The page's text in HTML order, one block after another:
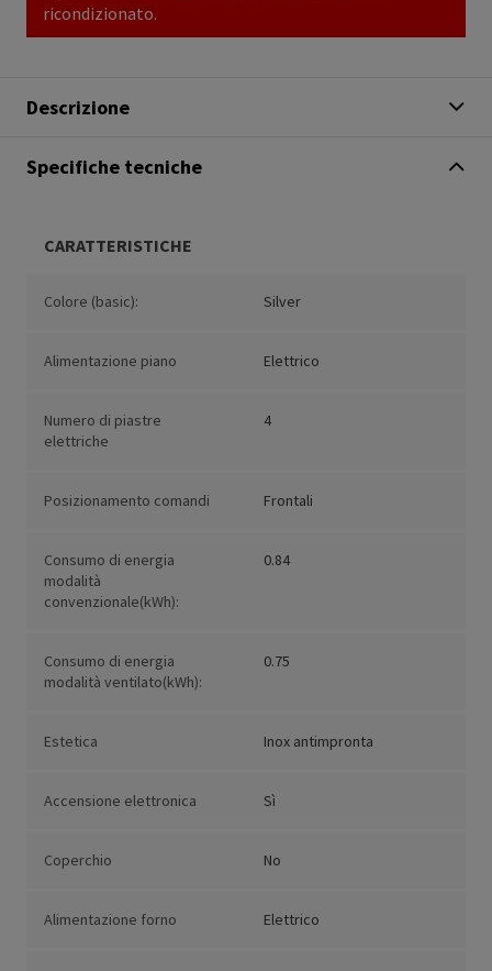
ricondizionato.
Descrizione
Specifiche tecniche
CARATTERISTICHE
Colore (basic): Silver
Alimentazione piano Elettrico
Numero di piastre
elettriche
4
Posizionamento comandi Frontali
Consumo di energia
modalità
convenzionale(kWh):
0.84
Consumo di energia
modalità ventilato(kWh):
0.75
Estetica Inox antimpronta
Accensione elettronica Sì
Coperchio No
Alimentazione forno Elettrico